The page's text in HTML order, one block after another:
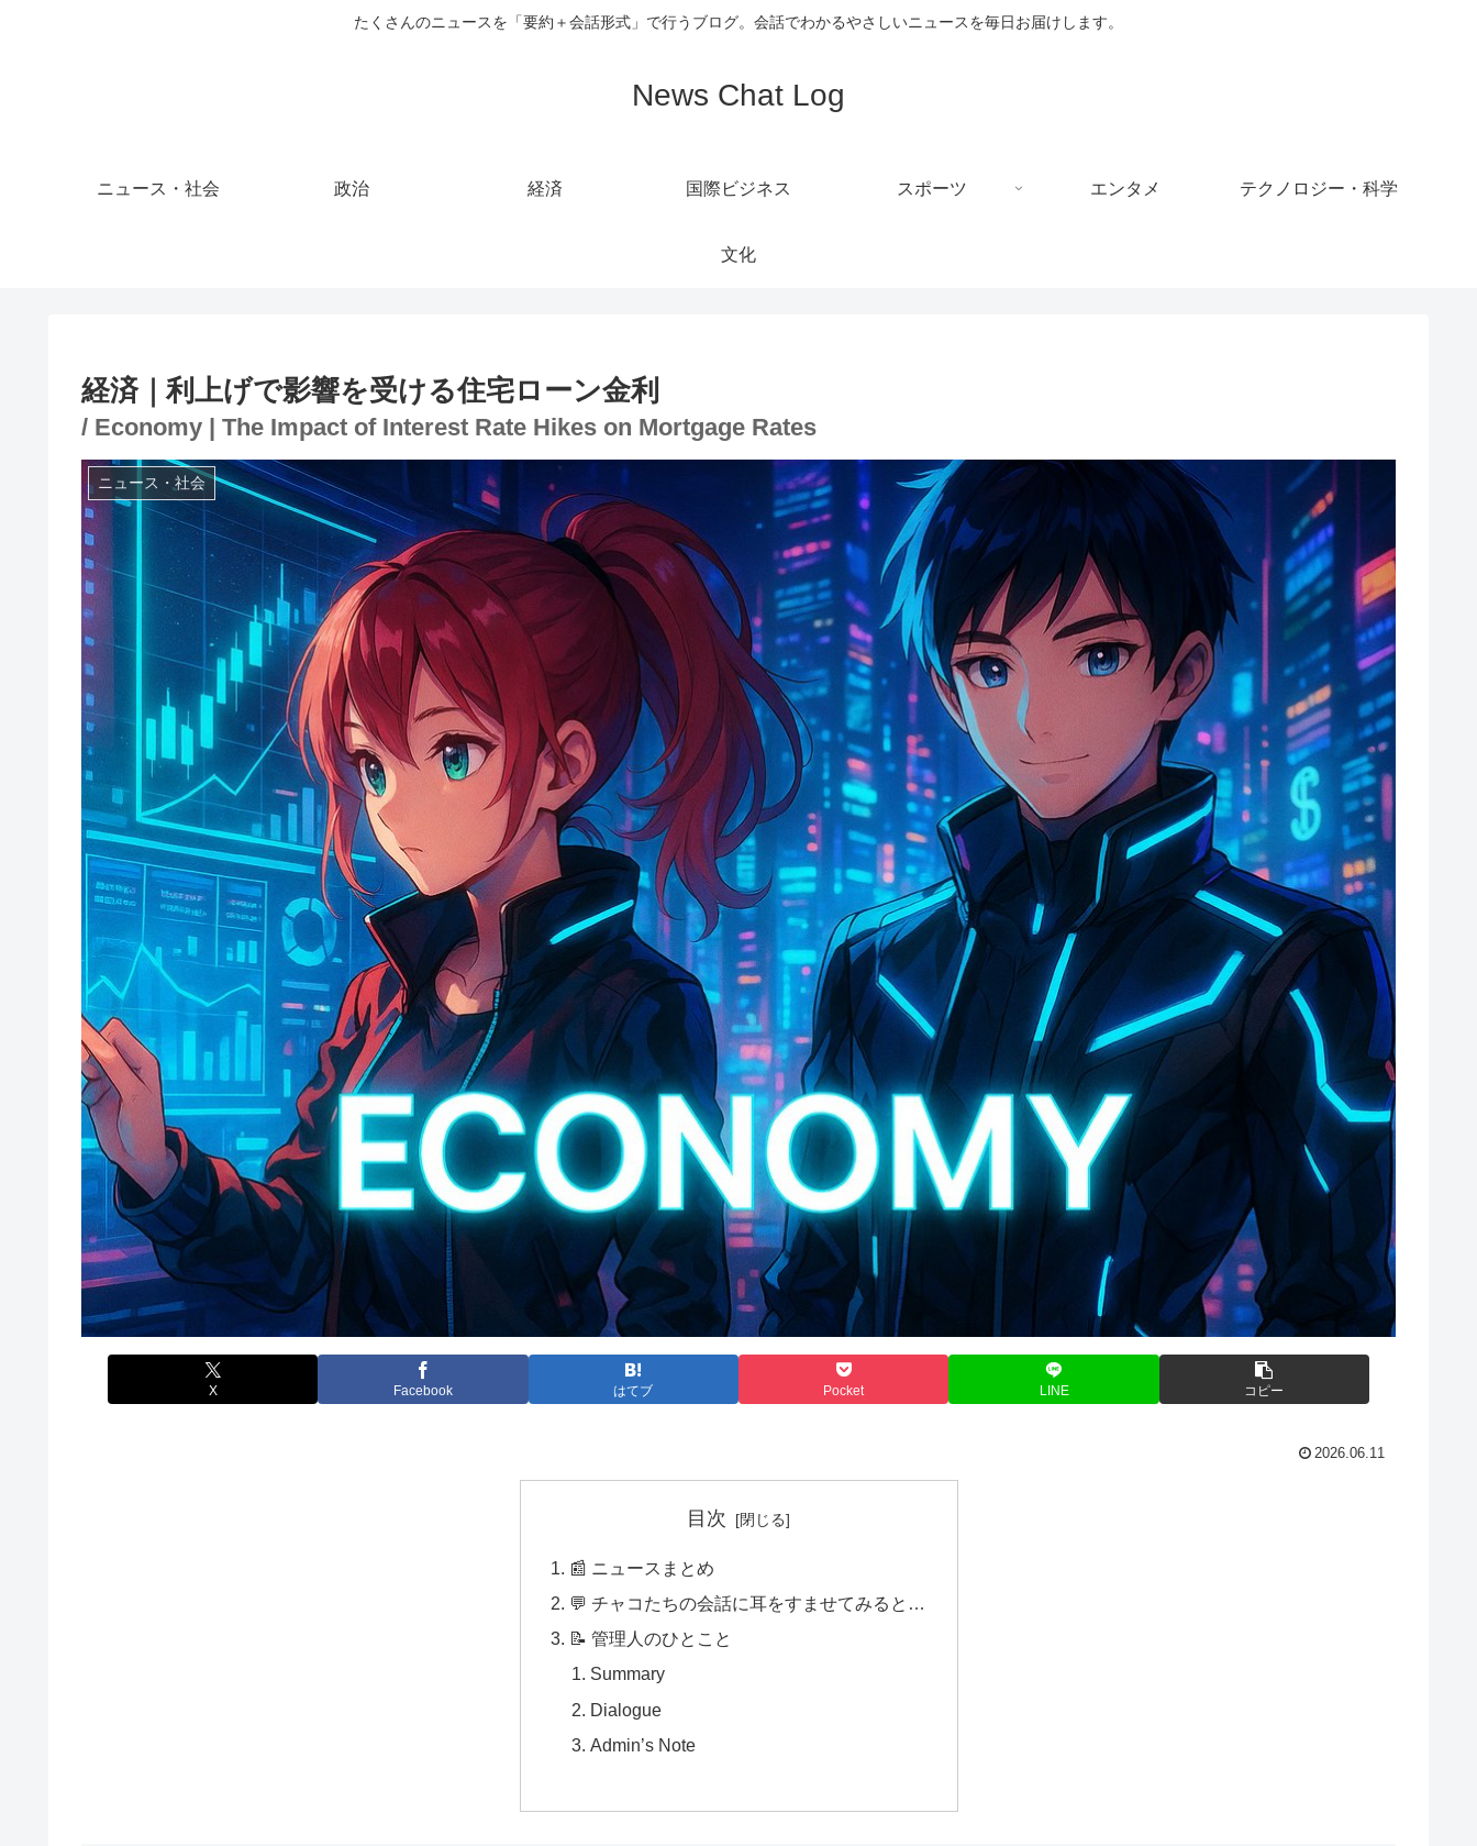
たくさんのニュースを「要約＋会話形式」で行うブログ。会話でわかるやさしいニュースを毎日お届けします。
News Chat Log
ニュース・社会 政治 経済 国際ビジネス スポーツ エンタメ テクノロジー・科学
文化
経済｜利上げで影響を受ける住宅ローン金利
/ Economy | The Impact of Interest Rate Hikes on Mortgage Rates
ニュース・社会
X Facebook はてブ Pocket LINE コピー
2026.06.11
目次
📰 ニュースまとめ
💬 チャコたちの会話に耳をすませてみると…
📝 管理人のひとこと
Summary
Dialogue
Admin’s Note